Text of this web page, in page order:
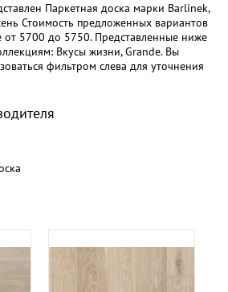
Паркетная доска марки Barlinek,
Стоимость предложенных вариантов
от 5700 до 5750. Представленные ниже
Вкусы жизни, Grande. Вы
фильтром слева для уточнения